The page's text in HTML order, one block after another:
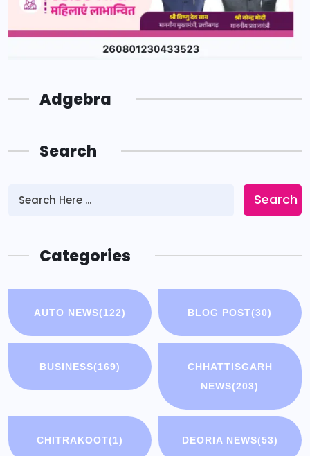
Adgebra
Search
Search
Categories
AUTO NEWS(122) BLOG POST(30)
BUSINESS(169)
CHHATTISGARH
NEWS(203)
CHITRAKOOT(1) DEORIA NEWS(53)